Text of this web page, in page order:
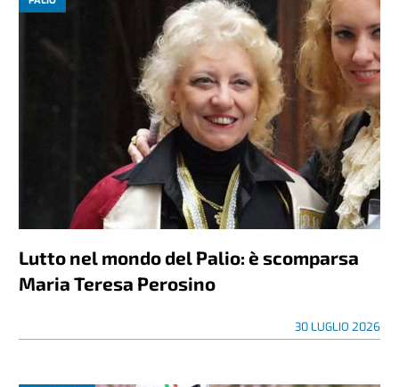
Lutto nel mondo del Palio: è scomparsa
Maria Teresa Perosino
30 LUGLIO 2026